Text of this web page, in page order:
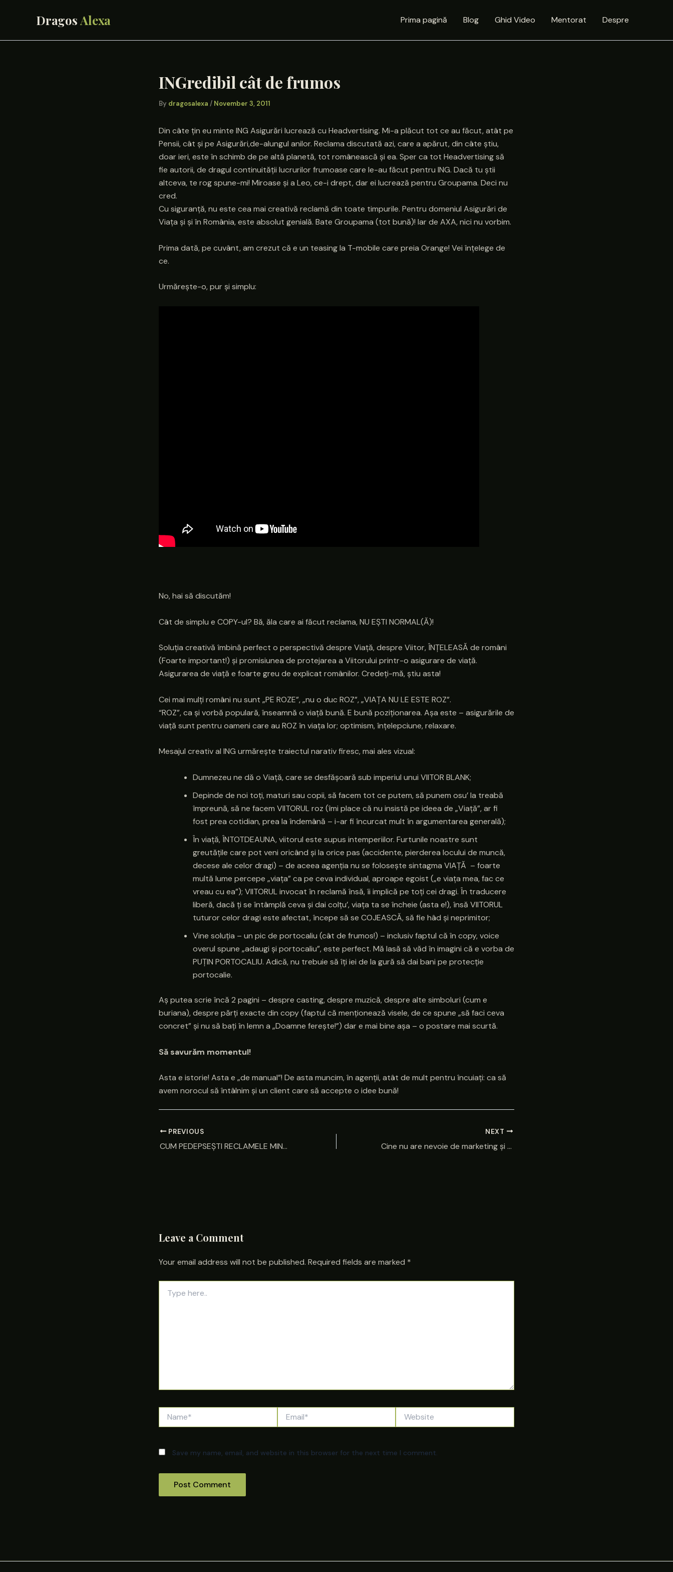
Prima pagină Blog Ghid Video Mentorat Despre
INGredibil cât de frumos
By dragosalexa / November 3, 2011
Din câte țin eu minte ING Asigurări lucrează cu Headvertising. Mi-a plăcut tot ce au făcut, atât pe
Pensii, cât și pe Asigurări,de-alungul anilor. Reclama discutată azi, care a apărut, din câte știu,
doar ieri, este în schimb de pe altă planetă, tot românească și ea. Sper ca tot Headvertising să
fie autorii, de dragul continuității lucrurilor frumoase care le-au făcut pentru ING. Dacă tu știi
altceva, te rog spune-mi! Miroase și a Leo, ce-i drept, dar ei lucrează pentru Groupama. Deci nu
cred.
Cu siguranță, nu este cea mai creativă reclamă din toate timpurile. Pentru domeniul Asigurări de
Viața și și în România, este absolut genială. Bate Groupama (tot bună)! Iar de AXA, nici nu vorbim.
Prima dată, pe cuvânt, am crezut că e un teasing la T-mobile care preia Orange! Vei înțelege de
ce.
Urmărește-o, pur și simplu:
No, hai să discutăm!
Cât de simplu e COPY-ul? Bă, ăla care ai făcut reclama, NU EȘTI NORMAL(Ă)!
Soluția creativă îmbină perfect o perspectivă despre Viață, despre Viitor, ÎNȚELEASĂ de români
(Foarte important!) și promisiunea de protejarea a Viitorului printr-o asigurare de viață.
Asigurarea de viață e foarte greu de explicat românilor. Credeți-mă, știu asta!
Cei mai mulți români nu sunt „PE ROZE”, „nu o duc ROZ”, „VIAȚA NU LE ESTE ROZ”.
“ROZ”, ca și vorbă populară, înseamnă o viață bună. E bună poziționarea. Așa este – asigurările de
viață sunt pentru oameni care au ROZ în viața lor; optimism, înțelepciune, relaxare.
Mesajul creativ al ING urmărește traiectul narativ firesc, mai ales vizual:
Dumnezeu ne dă o Viață, care se desfășoară sub imperiul unui VIITOR BLANK;
Depinde de noi toți, maturi sau copii, să facem tot ce putem, să punem osu’ la treabă
împreună, să ne facem VIITORUL roz (îmi place că nu insistă pe ideea de „Viață”, ar fi
fost prea cotidian, prea la îndemână – i-ar fi încurcat mult în argumentarea generală);
În viață, ÎNTOTDEAUNA, viitorul este supus intemperiilor. Furtunile noastre sunt
greutățile care pot veni oricând și la orice pas (accidente, pierderea locului de muncă,
decese ale celor dragi) – de aceea agenția nu se folosește sintagma VIAȚĂ – foarte
multă lume percepe „viața” ca pe ceva individual, aproape egoist („e viața mea, fac ce
vreau cu ea”); VIITORUL invocat în reclamă însă, îi implică pe toți cei dragi. În traducere
liberă, dacă ți se întâmplă ceva și dai colțu’, viața ta se încheie (asta e!), însă VIITORUL
tuturor celor dragi este afectat, începe să se COJEASCĂ, să fie hâd și neprimitor;
Vine soluția – un pic de portocaliu (cât de frumos!) – inclusiv faptul că în copy, voice
overul spune „adaugi și portocaliu”, este perfect. Mă lasă să văd în imagini că e vorba de
PUȚIN PORTOCALIU. Adică, nu trebuie să îți iei de la gură să dai bani pe protecție
portocalie.
Aș putea scrie încă 2 pagini – despre casting, despre muzică, despre alte simboluri (cum e
buriana), despre părți exacte din copy (faptul că menționează visele, de ce spune „să faci ceva
concret” și nu să bați în lemn a „Doamne ferește!”) dar e mai bine așa – o postare mai scurtă.
Să savurăm momentul!
Asta e istorie! Asta e „de manual”! De asta muncim, în agenții, atât de mult pentru încuiați: ca să
avem norocul să întâlnim și un client care să accepte o idee bună!
PREVIOUS
CUM PEDEPSEȘTI RECLAMELE MINCINOASE
NEXT
Cine nu are nevoie de marketing și publicitate?
Leave a Comment
Your email address will not be published. Required fields are marked *
here..
Save my name, email, and website in this browser for the next time I comment.